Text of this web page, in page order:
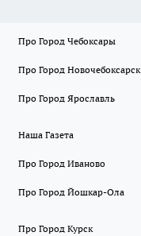
Про Город Чебоксары
Про Город Новочебоксарск
Про Город Ярославль
Наша Газета
Про Город Иваново
Про Город Йошкар-Ола
Про Город Курск